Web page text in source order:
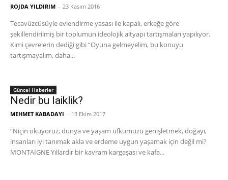
ROJDA YILDIRIM - 23 Kasım 2016
Tecavüzcüsüyle evlendirme yasası ile kapalı, erkeğe göre
şekillendirilmiş bir toplumun ideolojik altyapı tartışmaları yapılıyor.
Kimi çevrelerin dediği gibi “Oyuna gelmeyelim, bu konuyu
tartışmayalım, daha...
Güncel Haberler
Nedir bu laiklik?
MEHMET KABADAYI - 13 Ekim 2017
“Niçin okuyoruz, dünya ve yaşam ufkumuzu genişletmek, doğayı,
insanları iyi tanımak akla ve erdeme uygun yaşamak için değil mi?
MONTAİGNE Yıllardır bir kavram kargaşası ve kafa...